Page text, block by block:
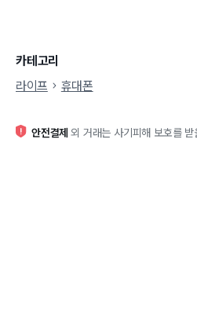
카테고리
라이프
휴대폰
안전결제 외 거래는 사기피해 보호를 받